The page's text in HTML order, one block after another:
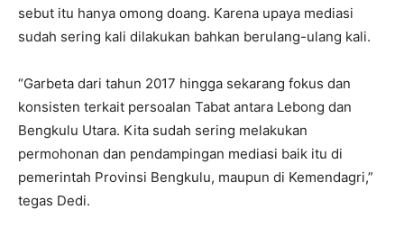
sebut itu hanya omong doang. Karena upaya mediasi
sudah sering kali dilakukan bahkan berulang-ulang kali.
“Garbeta dari tahun 2017 hingga sekarang fokus dan
konsisten terkait persoalan Tabat antara Lebong dan
Bengkulu Utara. Kita sudah sering melakukan
permohonan dan pendampingan mediasi baik itu di
pemerintah Provinsi Bengkulu, maupun di Kemendagri,”
tegas Dedi.